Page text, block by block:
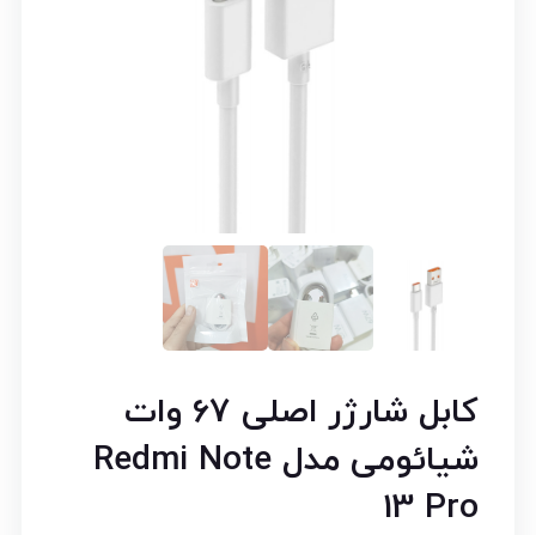
کابل شارژر اصلی 67 وات
شیائومی مدل Redmi Note
13 Pro